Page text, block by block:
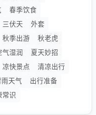
春季饮食
三伏天
外套
秋季出游
秋老虎
气湿润
夏天妙招
凉快景点
清凉出行
雨天气
出行准备
常识